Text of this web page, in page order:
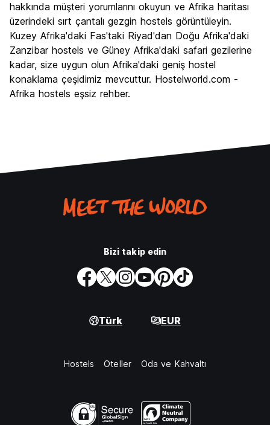
hakkında müşteri yorumlarını okuyun ve Afrika haritası
üzerindeki sırt çantalı gezgin hostels görüntüleyin.
Kuzey Afrika'daki Fas'taki Riyad'dan Doğu Afrika'daki
Zanzibar hostels ve Güney Afrika'daki safari gezilerine
kadar, size uygun olun Afrika'daki geniş hostel
konaklama çeşidimiz mevcuttur. Hostelworld.com -
Afrika hostels eşsiz rehber.
Bizi takip edin
Türk EUR
Hostels Oteller Oda ve Kahvaltı